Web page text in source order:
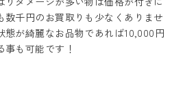
数千円のお買取りも少なくありませ
態が綺麗なお品物であれば10,000円
も可能です！